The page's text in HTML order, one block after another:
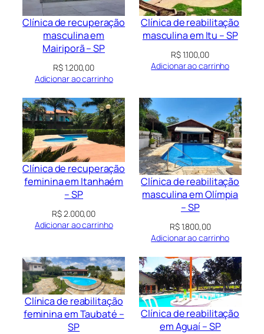
Clínica de recuperação
masculina em
Mairiporã – SP
R$1.200,00
Adicionar ao carrinho
Clínica de reabilitação
masculina em Itu – SP
R$1.100,00
Adicionar ao carrinho
Clínica de recuperação
feminina em Itanhaém
– SP
R$2.000,00
Adicionar ao carrinho
Clínica de reabilitação
masculina em Olímpia
– SP
R$1.800,00
Adicionar ao carrinho
Clínica de reabilitação
feminina em Taubaté –
SP
Clínica de reabilitação
em Aguaí – SP